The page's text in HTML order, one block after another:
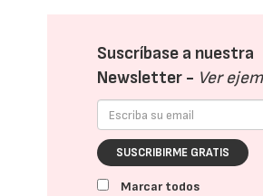
Suscríbase a nuestra
Newsletter - Ver
SUSCRIBIRME GRATIS
Marcar todos